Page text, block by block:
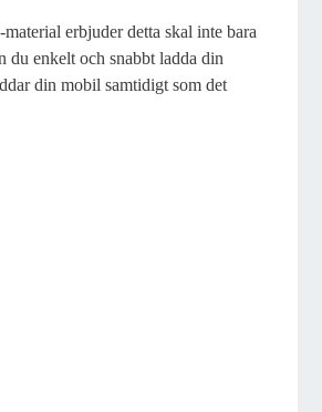
erbjuder detta skal inte bara
du enkelt och snabbt ladda din
din mobil samtidigt som det